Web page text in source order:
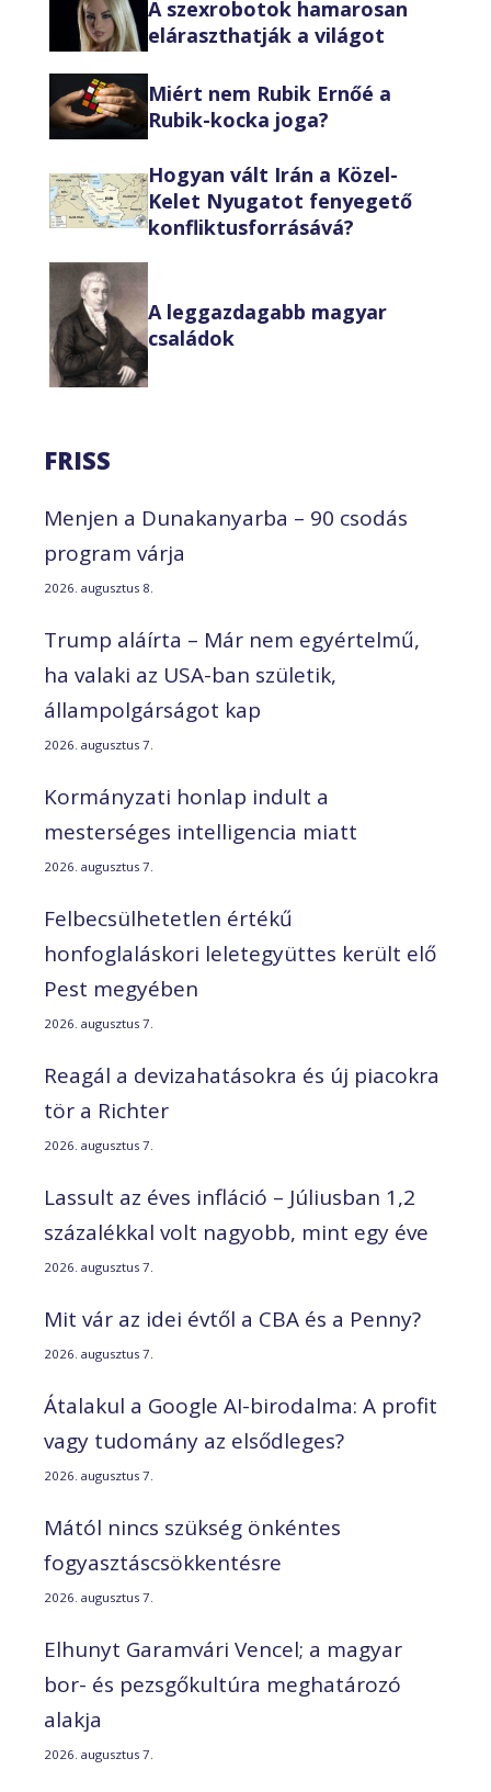
A szexrobotok hamarosan
eláraszthatják a világot
Miért nem Rubik Ernőé a
Rubik-kocka joga?
Hogyan vált Irán a Közel-
Kelet Nyugatot fenyegető
konfliktusforrásává?
A leggazdagabb magyar
családok
FRISS
Menjen a Dunakanyarba – 90 csodás
program várja
2026. augusztus 8.
Trump aláírta – Már nem egyértelmű,
ha valaki az USA-ban születik,
állampolgárságot kap
2026. augusztus 7.
Kormányzati honlap indult a
mesterséges intelligencia miatt
2026. augusztus 7.
Felbecsülhetetlen értékű
honfoglaláskori leletegyüttes került elő
Pest megyében
2026. augusztus 7.
Reagál a devizahatásokra és új piacokra
tör a Richter
2026. augusztus 7.
Lassult az éves infláció – Júliusban 1,2
százalékkal volt nagyobb, mint egy éve
2026. augusztus 7.
Mit vár az idei évtől a CBA és a Penny?
2026. augusztus 7.
Átalakul a Google AI-birodalma: A profit
vagy tudomány az elsődleges?
2026. augusztus 7.
Mától nincs szükség önkéntes
fogyasztáscsökkentésre
2026. augusztus 7.
Elhunyt Garamvári Vencel; a magyar
bor- és pezsgőkultúra meghatározó
alakja
2026. augusztus 7.